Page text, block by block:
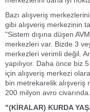
Bazı alışveriş
gibi alışveriş merkezinin
"Sistem dışına düşen
merkezleri var. Bizde 3
merkezleri verimli değil.
yapılıyor. Daha önce biz
için alışveriş merkezi
bin metrekarelik alışveriş
200 milyon avro
"(KİRALAR) KURDA